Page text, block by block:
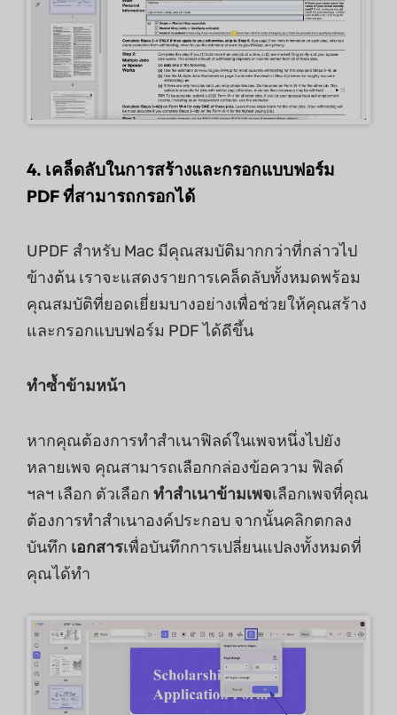
4. เคล็ดลับในการสร้างและกรอกแบบฟอร์ม
PDF ที่สามารถกรอกได้
UPDF สำหรับ Mac มีคุณสมบัติมากกว่าที่กล่าวไป
ข้างต้น เราจะแสดงรายการเคล็ดลับทั้งหมดพร้อม
คุณสมบัติที่ยอดเยี่ยมบางอย่างเพื่อช่วยให้คุณสร้าง
และกรอกแบบฟอร์ม PDF ได้ดีขึ้น
ทำซ้ำข้ามหน้า
หากคุณต้องการทำสำเนาฟิลด์ในเพจหนึ่งไปยัง
หลายเพจ คุณสามารถเลือกกล่องข้อความ ฟิลด์
ฯลฯ เลือก ตัวเลือก ทำสำเนาข้ามเพจเลือกเพจที่คุณ
ต้องการทำสำเนาองค์ประกอบ จากนั้นคลิกตกลง
บันทึก เอกสารเพื่อบันทึกการเปลี่ยนแปลงทั้งหมดที่
คุณได้ทำ